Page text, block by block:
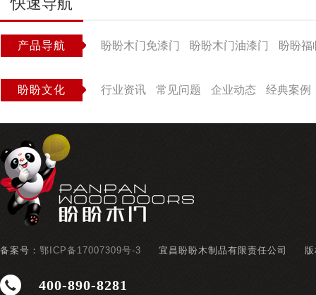
产品导航 盼盼木门免漆门 盼盼木门油漆门 盼盼福
盼盼文化 行业资讯 常见问题 企业动态 经典案例
备案号： 鄂ICP备17007309号-3 宜昌盼盼木制品有限责任公司
400-890-8281